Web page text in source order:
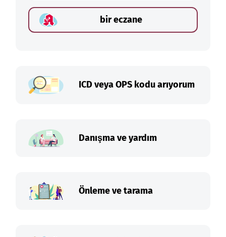
bir eczane
ICD veya OPS kodu arıyorum
Danışma ve yardım
Önleme ve tarama